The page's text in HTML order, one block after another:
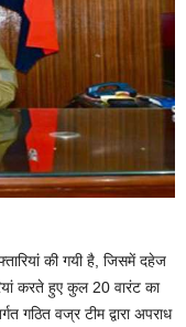
की गयी है, जिसमें दहेज
करते हुए कुल 20 वारंट का
गठित वज्र टीम द्वारा अपराध